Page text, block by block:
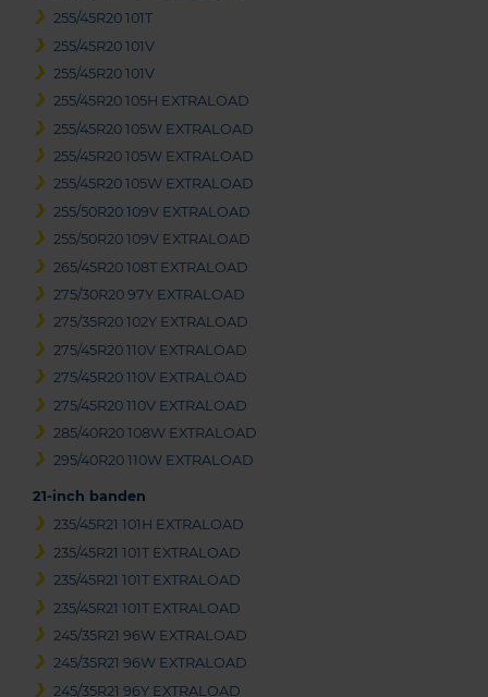
255/45R20 101T
255/45R20 101V
255/45R20 101V
255/45R20 105H EXTRALOAD
255/45R20 105W EXTRALOAD
255/45R20 105W EXTRALOAD
255/45R20 105W EXTRALOAD
255/50R20 109V EXTRALOAD
255/50R20 109V EXTRALOAD
265/45R20 108T EXTRALOAD
275/30R20 97Y EXTRALOAD
275/35R20 102Y EXTRALOAD
275/45R20 110V EXTRALOAD
275/45R20 110V EXTRALOAD
275/45R20 110V EXTRALOAD
285/40R20 108W EXTRALOAD
295/40R20 110W EXTRALOAD
21-inch banden
235/45R21 101H EXTRALOAD
235/45R21 101T EXTRALOAD
235/45R21 101T EXTRALOAD
235/45R21 101T EXTRALOAD
245/35R21 96W EXTRALOAD
245/35R21 96W EXTRALOAD
245/35R21 96Y EXTRALOAD